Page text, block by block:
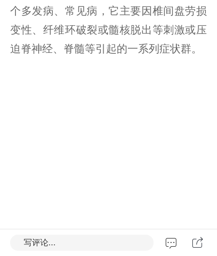
个多发病、常见病，它主要因椎间盘劳损
变性、纤维环破裂或髓核脱出等刺激或压
迫脊神经、脊髓等引起的一系列症状群。
写评论...